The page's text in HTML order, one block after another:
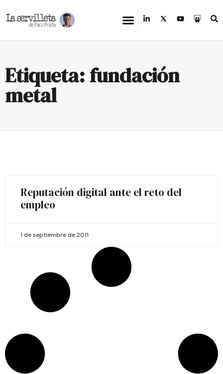
Etiqueta: fundación
metal
Reputación digital ante el reto del
empleo
1 de septiembre de 2011